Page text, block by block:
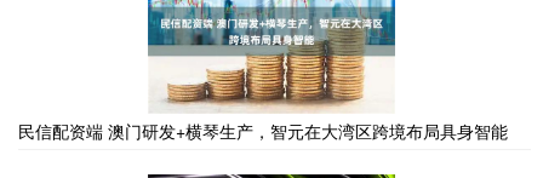
民信配资端 澳门研发+横琴生产，智元在大湾区跨境布局具身智能